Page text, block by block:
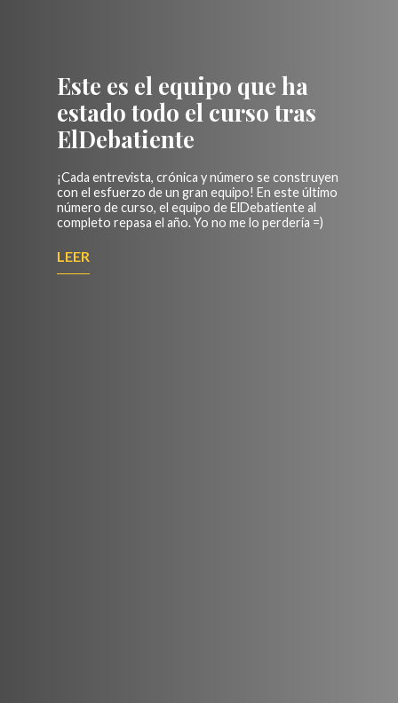
Este es el equipo que ha
estado todo el curso tras
ElDebatiente
¡Cada entrevista, crónica y número se construyen
con el esfuerzo de un gran equipo! En este último
número de curso, el equipo de ElDebatiente al
completo repasa el año. Yo no me lo perdería =)
LEER